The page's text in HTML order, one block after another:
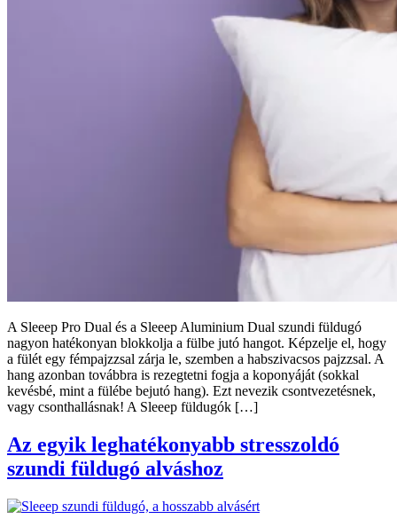
A Sleeep Pro Dual és a Sleeep Aluminium Dual szundi füldugó
nagyon hatékonyan blokkolja a fülbe jutó hangot. Képzelje el, hogy
a fülét egy fémpajzzsal zárja le, szemben a habszivacsos pajzzsal. A
hang azonban továbbra is rezegtetni fogja a koponyáját (sokkal
kevésbé, mint a fülébe bejutó hang). Ezt nevezik csontvezetésnek,
vagy csonthallásnak! A Sleeep füldugók […]
Az egyik leghatékonyabb stresszoldó
szundi füldugó alváshoz